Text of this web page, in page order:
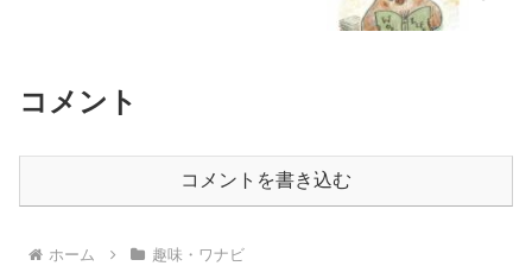
コメント
コメントを書き込む
ホーム 趣味・ワナビ